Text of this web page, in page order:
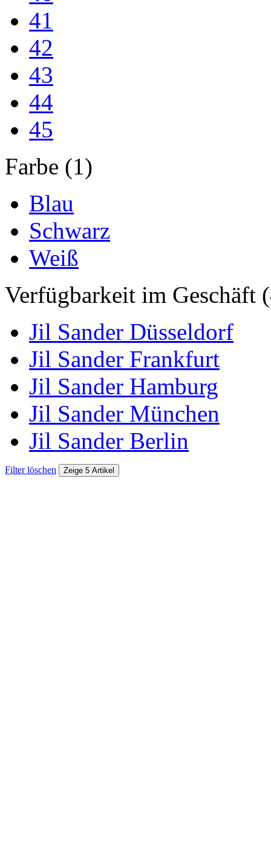
41
42
43
44
45
Farbe (1)
Blau
Schwarz
Weiß
Verfügbarkeit im Geschäft
Jil Sander Düsseldorf
Jil Sander Frankfurt
Jil Sander Hamburg
Jil Sander München
Jil Sander Berlin
Filter löschen Zeige 5 Artikel